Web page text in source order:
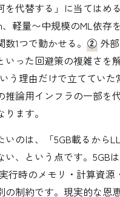
を代替する」に当ては
軽量〜中規模のML依存
1つで動かせる。 ② 外
いった回避策の複雑さを
う理由だけで立てていた
推論用インフラの一部を
ます。
いのは、「5GB載るから
い、という点です。5GBは
行時のメモリ・計算資源
制約です。現実的な恩恵